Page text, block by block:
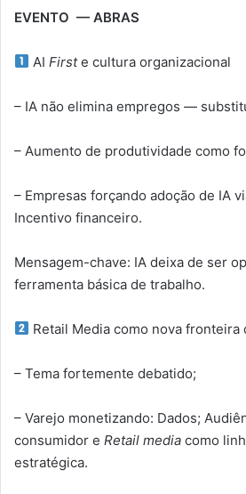
EVENTO — ABRAS
AIFirste cultura organizacional
– IA não elimina empregos —
– Aumento de produtividade como
– Empresas forçando adoção de IA
Incentivo financeiro.
Mensagem-chave: IA deixa de ser
ferramenta básica de trabalho.
Retail Media como nova fronteira
– Tema fortemente debatido;
– Varejo monetizando: Dados;
consumidor e Retail media como
estratégica.